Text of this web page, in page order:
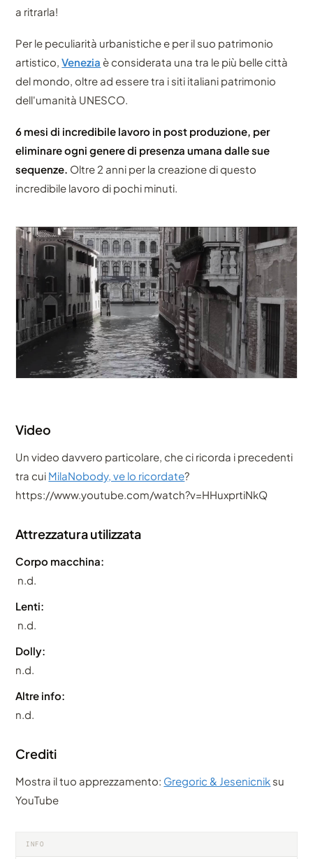
a ritrarla!
Per le peculiarità urbanistiche e per il suo patrimonio
artistico,Venezia è considerata una tra le più belle città
del mondo, oltre ad essere tra i siti italiani patrimonio
dell'umanità UNESCO.
6 mesi di incredibile lavoro in post produzione, per
eliminare ogni genere di presenza umana dalle sue
sequenze. Oltre 2 anni per la creazione di questo
incredibile lavoro di pochi minuti.
Video
Un video davvero particolare, che ci ricorda i precedenti
tra cui MilaNobody, ve lo ricordate?
https://www.youtube.com/watch?v=HHuxprtiNkQ
Attrezzatura utilizzata
Corpo macchina:
n.d.
Lenti:
n.d.
Dolly:
n.d.
Altre info:
n.d.
Crediti
Mostra il tuo apprezzamento: Gregoric & Jesenicnik su
YouTube
INFO